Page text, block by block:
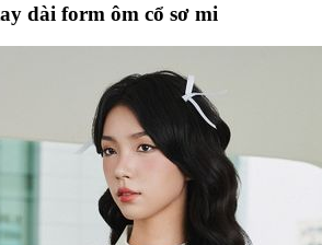
dài form ôm cổ sơ mi